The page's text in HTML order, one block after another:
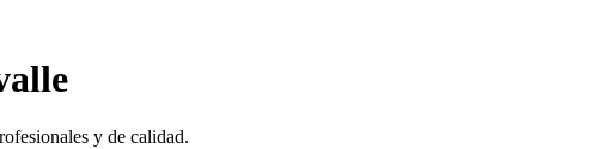
y de calidad.